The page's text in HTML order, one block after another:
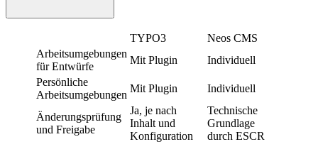
TYPO3
Neos CMS
Arbeitsumgebungen
für Entwürfe
Mit Plugin
Individuell
Persönliche
Arbeitsumgebungen
Mit Plugin Individuell
Änderungsprüfung
und Freigabe
Ja, je nach
Inhalt und
Konfiguration
Technische
Grundlage
durch ESCR